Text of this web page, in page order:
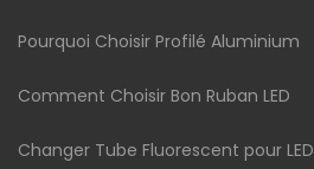
Pourquoi Choisir Profilé Aluminium
Comment Choisir Bon Ruban LED
Changer Tube Fluorescent pour LED